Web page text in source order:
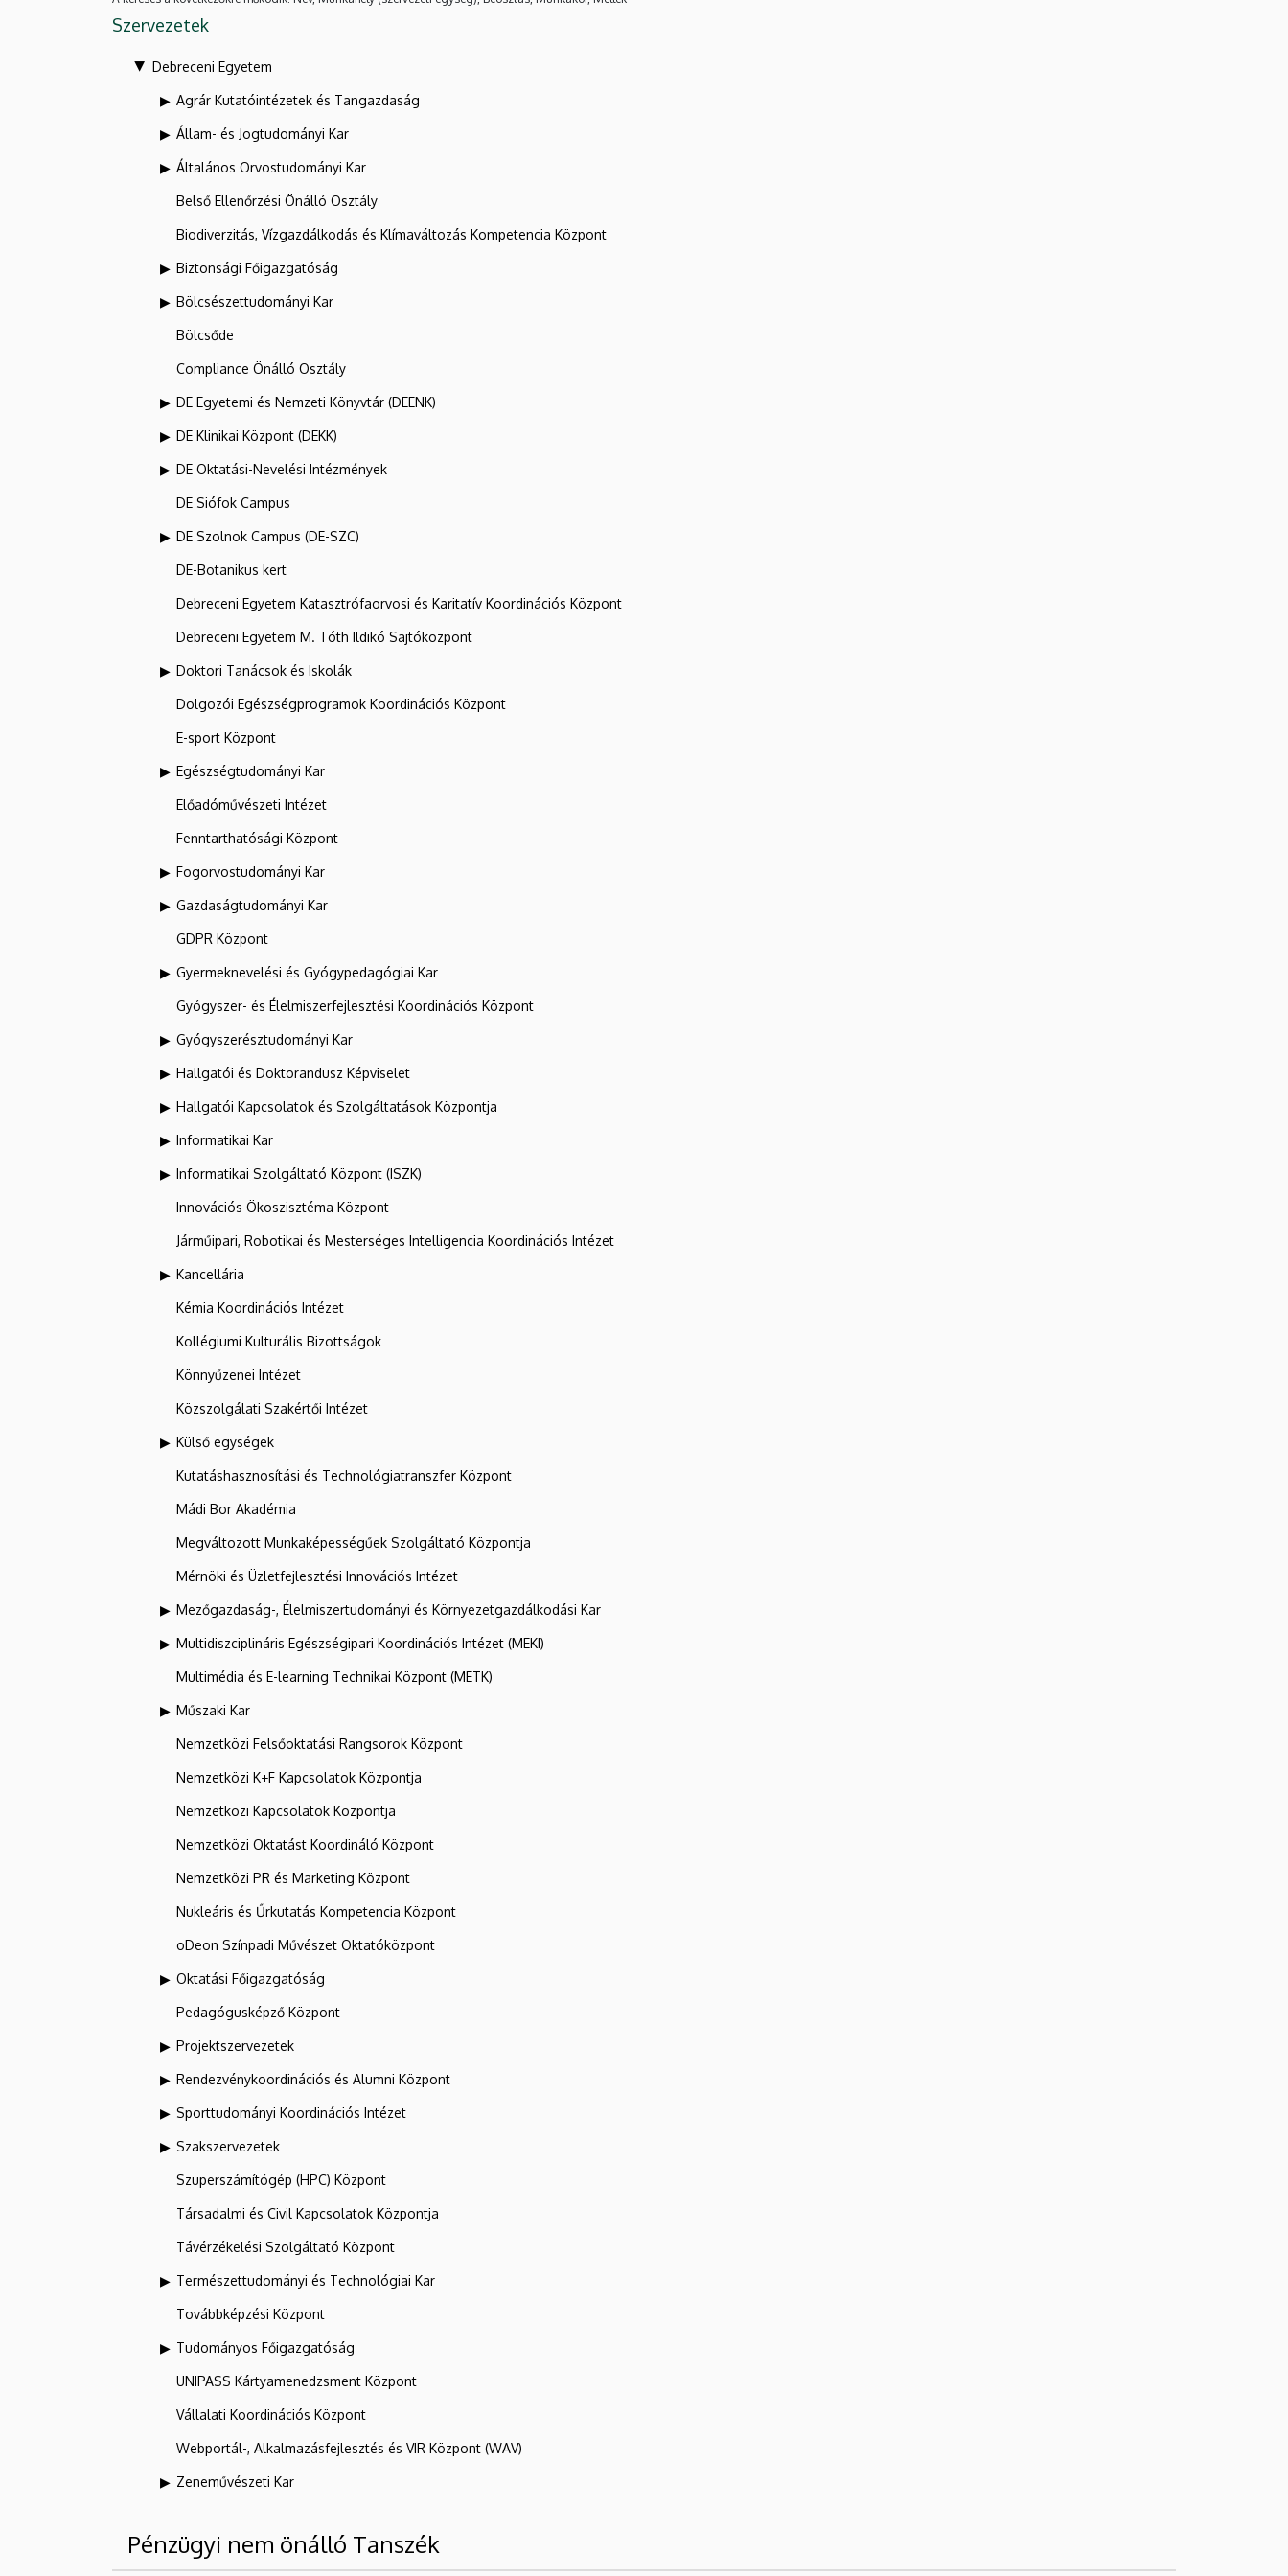
Szervezetek
Debreceni Egyetem
Agrár Kutatóintézetek és Tangazdaság
Állam- és Jogtudományi Kar
Általános Orvostudományi Kar
Belső Ellenőrzési Önálló Osztály
Biodiverzitás, Vízgazdálkodás és Klímaváltozás Kompetencia Központ
Biztonsági Főigazgatóság
Bölcsészettudományi Kar
Bölcsőde
Compliance Önálló Osztály
DE Egyetemi és Nemzeti Könyvtár (DEENK)
DE Klinikai Központ (DEKK)
DE Oktatási-Nevelési Intézmények
DE Siófok Campus
DE Szolnok Campus (DE-SZC)
DE-Botanikus kert
Debreceni Egyetem Katasztrófaorvosi és Karitatív Koordinációs Központ
Debreceni Egyetem M. Tóth Ildikó Sajtóközpont
Doktori Tanácsok és Iskolák
Dolgozói Egészségprogramok Koordinációs Központ
E-sport Központ
Egészségtudományi Kar
Előadóművészeti Intézet
Fenntarthatósági Központ
Fogorvostudományi Kar
Gazdaságtudományi Kar
GDPR Központ
Gyermeknevelési és Gyógypedagógiai Kar
Gyógyszer- és Élelmiszerfejlesztési Koordinációs Központ
Gyógyszerésztudományi Kar
Hallgatói és Doktorandusz Képviselet
Hallgatói Kapcsolatok és Szolgáltatások Központja
Informatikai Kar
Informatikai Szolgáltató Központ (ISZK)
Innovációs Ökoszisztéma Központ
Járműipari, Robotikai és Mesterséges Intelligencia Koordinációs Intézet
Kancellária
Kémia Koordinációs Intézet
Kollégiumi Kulturális Bizottságok
Könnyűzenei Intézet
Közszolgálati Szakértői Intézet
Külső egységek
Kutatáshasznosítási és Technológiatranszfer Központ
Mádi Bor Akadémia
Megváltozott Munkaképességűek Szolgáltató Központja
Mérnöki és Üzletfejlesztési Innovációs Intézet
Mezőgazdaság-, Élelmiszertudományi és Környezetgazdálkodási Kar
Multidiszciplináris Egészségipari Koordinációs Intézet (MEKI)
Multimédia és E-learning Technikai Központ (METK)
Műszaki Kar
Nemzetközi Felsőoktatási Rangsorok Központ
Nemzetközi K+F Kapcsolatok Központja
Nemzetközi Kapcsolatok Központja
Nemzetközi Oktatást Koordináló Központ
Nemzetközi PR és Marketing Központ
Nukleáris és Űrkutatás Kompetencia Központ
oDeon Színpadi Művészet Oktatóközpont
Oktatási Főigazgatóság
Pedagógusképző Központ
Projektszervezetek
Rendezvénykoordinációs és Alumni Központ
Sporttudományi Koordinációs Intézet
Szakszervezetek
Szuperszámítógép (HPC) Központ
Társadalmi és Civil Kapcsolatok Központja
Távérzékelési Szolgáltató Központ
Természettudományi és Technológiai Kar
Továbbképzési Központ
Tudományos Főigazgatóság
UNIPASS Kártyamenedzsment Központ
Vállalati Koordinációs Központ
Webportál-, Alkalmazásfejlesztés és VIR Központ (WAV)
Zeneművészeti Kar
Pénzügyi nem önálló Tanszék